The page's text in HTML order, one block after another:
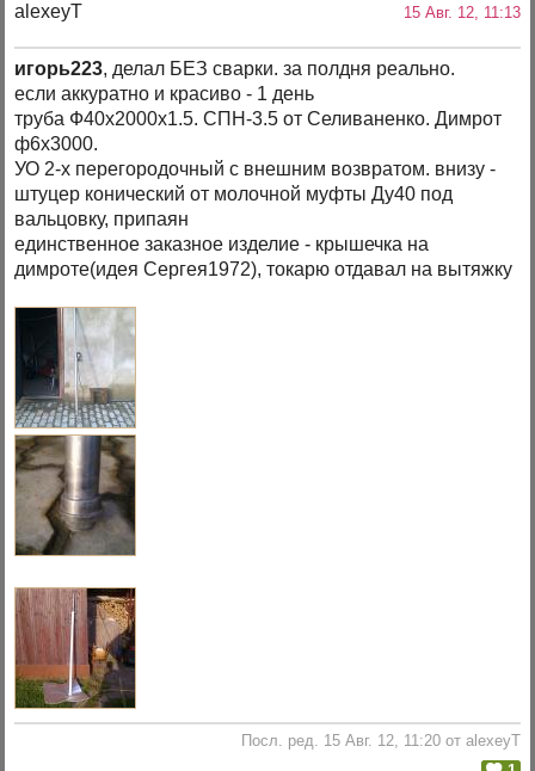
alexeyT 15 Авг. 12, 11:13
игорь223, делал БЕЗ сварки. за полдня реально.
если аккуратно и красиво - 1 день
труба Ф40х2000х1.5. СПН-3.5 от Селиваненко. Димрот
ф6х3000.
УО 2-х перегородочный с внешним возвратом. внизу -
штуцер конический от молочной муфты Ду40 под
вальцовку, припаян
единственное заказное изделие - крышечка на
димроте(идея Сергея1972), токарю отдавал на вытяжку
Посл. ред. 15 Авг. 12, 11:20 от alexeyT